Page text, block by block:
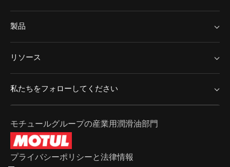
Chem Arrow
製品
リソース
私たちをフォローしてください
モチュールグループの産業用潤滑油部門
プライバシーポリシーと法律情報